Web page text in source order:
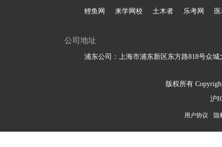
鲤鱼网 来学网校 土木者 乐考网
公司地址
浦东公司：上海市浦东新区东方路818号众城
版权所有
沪
用户协议 隐